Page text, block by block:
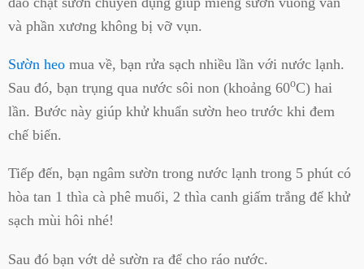
và phần xương không bị vỡ vụn.
Sườn heo mua về, bạn rửa sạch nhiều lần với nước lạnh.
Sau đó, bạn trụng qua nước sôi non (khoảng 60oC) hai
lần. Bước này giúp khử khuẩn sườn heo trước khi đem
chế biến.
Tiếp đến, bạn ngâm sườn trong nước lạnh trong 5 phút có
hòa tan 1 thìa cà phê muối, 2 thìa canh giấm trắng để khử
sạch mùi hôi nhé!
Sau đó bạn vớt dẻ sườn ra để cho ráo nước.